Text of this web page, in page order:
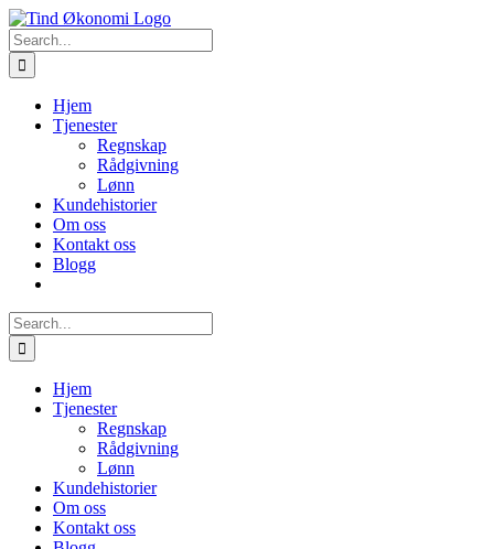
Skip
to
content
Search
for:
Hjem
Tjenester
Regnskap
Rådgivning
Lønn
Kundehistorier
Om oss
Kontakt oss
Blogg
Search
for:
Hjem
Tjenester
Regnskap
Rådgivning
Lønn
Kundehistorier
Om oss
Kontakt oss